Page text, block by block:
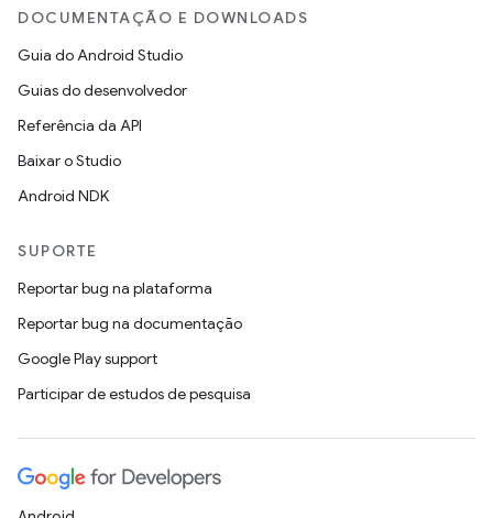
DOCUMENTAÇÃO E DOWNLOADS
Guia do Android Studio
Guias do desenvolvedor
Referência da API
Baixar o Studio
Android NDK
SUPORTE
Reportar bug na plataforma
Reportar bug na documentação
Google Play support
Participar de estudos de pesquisa